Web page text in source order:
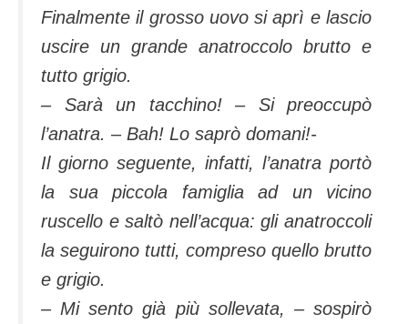
Finalmente il grosso uovo si aprì e lascio
uscire un grande anatroccolo brutto e
tutto grigio.
– Sarà un tacchino! – Si preoccupò
l’anatra. – Bah! Lo saprò domani!-
Il giorno seguente, infatti, l’anatra portò
la sua piccola famiglia ad un vicino
ruscello e saltò nell’acqua: gli anatroccoli
la seguirono tutti, compreso quello brutto
e grigio.
– Mi sento già più sollevata, – sospirò